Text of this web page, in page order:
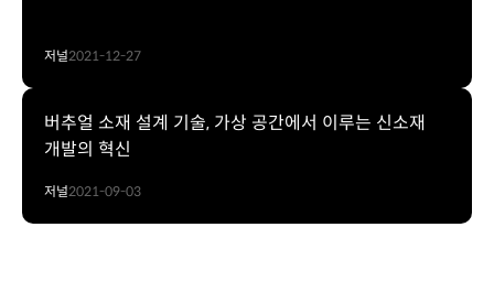
저널2021-12-27
버추얼 소재 설계 기술, 가상 공간에서 이루는 신소재
개발의 혁신
저널2021-09-03